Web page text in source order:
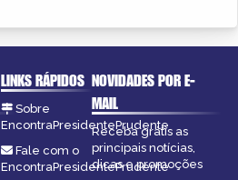
LINKS RÁPIDOS
Sobre
EncontraPresidentePrudente
Fale com o
EncontraPresidentePrudente
NOVIDADES POR E-
MAIL
Receba grátis as
principais notícias,
dicas e promoções